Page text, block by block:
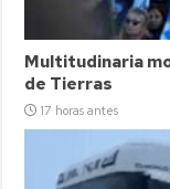
Multitudinaria
de Tierras
17 horas antes